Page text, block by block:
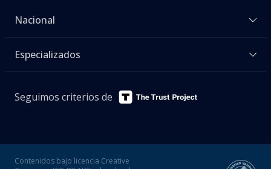
Nacional
Especializados
Seguimos criterios de
Contenidos bajo licencia Creative